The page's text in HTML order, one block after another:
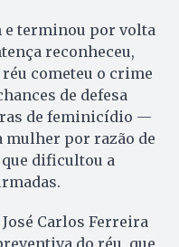
e terminou por volta
reconheceu,
cometeu o crime
de defesa
de feminicídio —
por razão de
dificultou a
Carlos Ferreira
do réu, que